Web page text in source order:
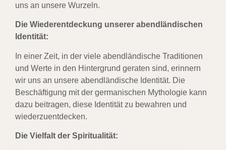
uns an unsere Wurzeln.
Die Wiederentdeckung unserer abendländischen
Identität:
In einer Zeit, in der viele abendländische Traditionen
und Werte in den Hintergrund geraten sind, erinnern
wir uns an unsere abendländische Identität. Die
Beschäftigung mit der germanischen Mythologie kann
dazu beitragen, diese Identität zu bewahren und
wiederzuentdecken.
Die Vielfalt der Spiritualität: